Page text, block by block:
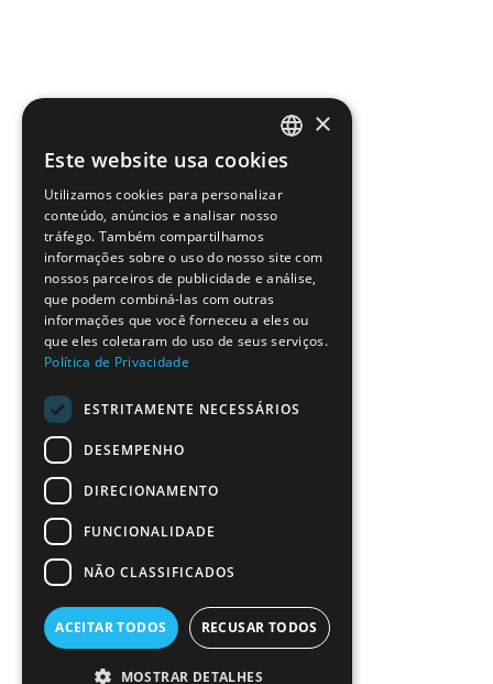
PORTUGUESE
ENGLISH
×
Este website usa cookies
Utilizamos cookies para personalizar
conteúdo, anúncios e analisar nosso
tráfego. Também compartilhamos
informações sobre o uso do nosso site com
nossos parceiros de publicidade e análise,
que podem combiná-las com outras
informações que você forneceu a eles ou
que eles coletaram do uso de seus serviços.
Política de Privacidade
ESTRITAMENTE NECESSÁRIOS
DESEMPENHO
DIRECIONAMENTO
FUNCIONALIDADE
NÃO CLASSIFICADOS
ACEITAR TODOS RECUSAR TODOS
MOSTRAR DETALHES